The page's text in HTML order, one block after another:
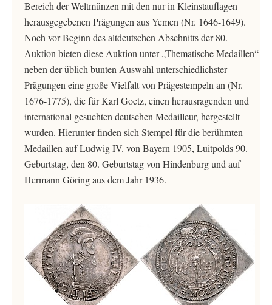
Bereich der Weltmünzen mit den nur in Kleinstauflagen
herausgegebenen Prägungen aus Yemen (Nr. 1646-1649).
Noch vor Beginn des altdeutschen Abschnitts der 80.
Auktion bieten diese Auktion unter „Thematische Medaillen“
neben der üblich bunten Auswahl unterschiedlichster
Prägungen eine große Vielfalt von Prägestempeln an (Nr.
1676-1775), die für Karl Goetz, einen herausragenden und
international gesuchten deutschen Medailleur, hergestellt
wurden. Hierunter finden sich Stempel für die berühmten
Medaillen auf Ludwig IV. von Bayern 1905, Luitpolds 90.
Geburtstag, den 80. Geburtstag von Hindenburg und auf
Hermann Göring aus dem Jahr 1936.